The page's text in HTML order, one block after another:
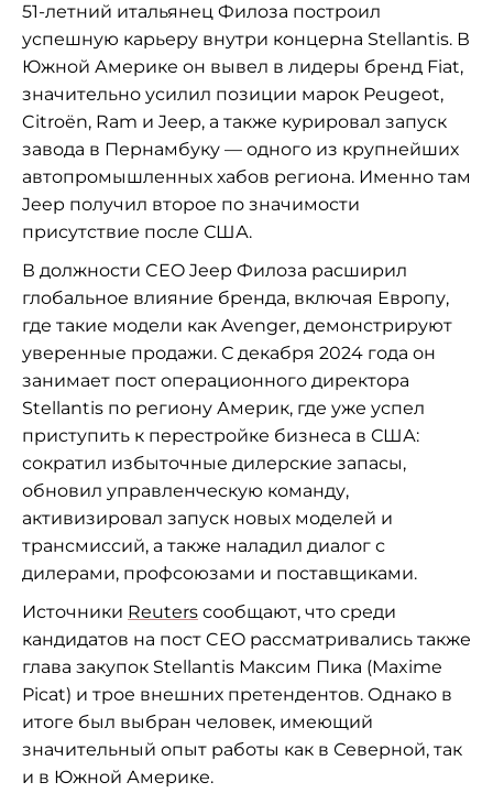
51-летний итальянец Филоза построил
успешную карьеру внутри концерна Stellantis. В
Южной Америке он вывел в лидеры бренд Fiat,
значительно усилил позиции марок Peugeot,
Citroën, Ram и Jeep, а также курировал запуск
завода в Пернамбуку — одного из крупнейших
автопромышленных хабов региона. Именно там
Jeep получил второе по значимости
присутствие после США.
В должности CEO Jeep Филоза расширил
глобальное влияние бренда, включая Европу,
где такие модели как Avenger, демонстрируют
уверенные продажи. С декабря 2024 года он
занимает пост операционного директора
Stellantis по региону Америк, где уже успел
приступить к перестройке бизнеса в США:
сократил избыточные дилерские запасы,
обновил управленческую команду,
активизировал запуск новых моделей и
трансмиссий, а также наладил диалог с
дилерами, профсоюзами и поставщиками.
Источники Reuters сообщают, что среди
кандидатов на пост CEO рассматривались также
глава закупок Stellantis Максим Пика (Maxime
Picat) и трое внешних претендентов. Однако в
итоге был выбран человек, имеющий
значительный опыт работы как в Северной, так
и в Южной Америке.